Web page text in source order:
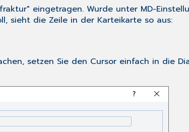
eingetragen. Wurde unter MD-
sieht die Zeile in der Karteikarte so aus:
setzen Sie den Cursor einfach in die